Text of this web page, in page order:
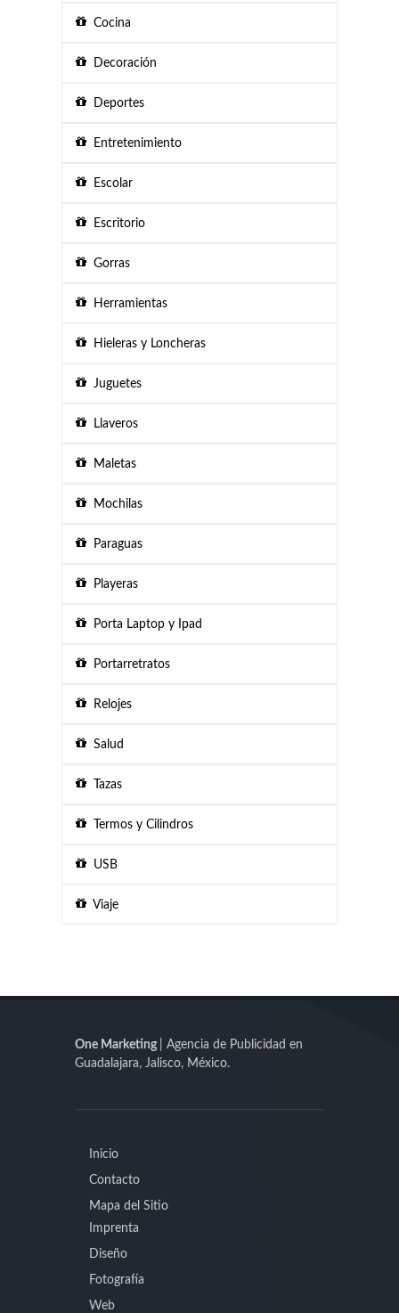
Cocina
Decoración
Deportes
Entretenimiento
Escolar
Escritorio
Gorras
Herramientas
Hieleras y Loncheras
Juguetes
Llaveros
Maletas
Mochilas
Paraguas
Playeras
Porta Laptop y Ipad
Portarretratos
Relojes
Salud
Tazas
Termos y Cilindros
USB
Viaje
One Marketing
| Agencia de Publicidad en
Guadalajara, Jalisco, México.
Inicio
Contacto
Mapa del Sitio
Imprenta
Diseño
Fotografía
Web